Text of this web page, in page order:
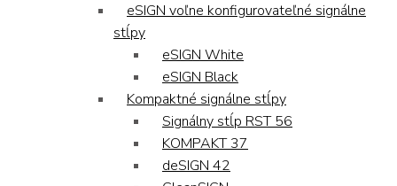
eSIGN voľne konfigurovateľné signálne
stĺpy
eSIGN White
eSIGN Black
Kompaktné signálne stĺpy
Signálny stĺp RST 56
KOMPAKT 37
deSIGN 42